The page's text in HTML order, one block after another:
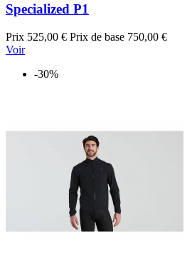
Specialized P1
Prix 525,00 € Prix de base 750,00 €
Voir
-30%